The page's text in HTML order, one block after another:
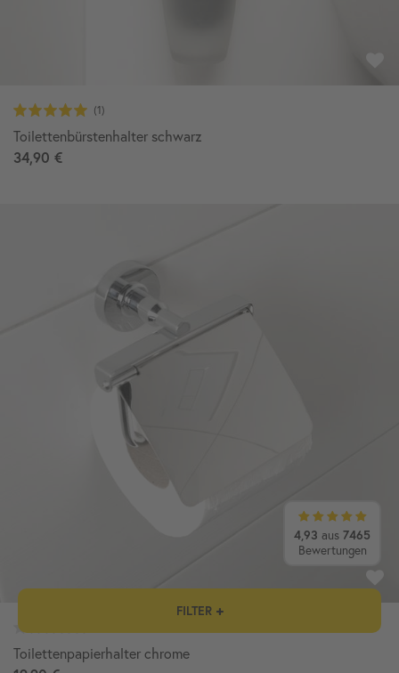
4,93 aus 7465
Bewertungen
Toilettenbürstenhalter schwarz
34,90 €
Toilettenpapierhalter chrome
FILTER